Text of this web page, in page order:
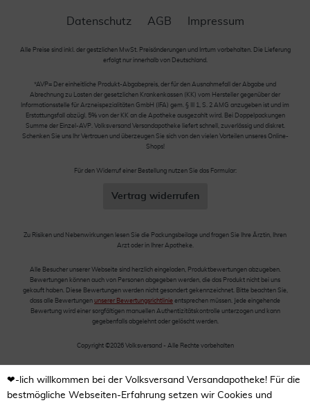
Datenschutz AGB Impressum
Alle Preise sind inkl. der gestzlichen MwSt. Preisänderungen und Irrtum vorbehalten. Die Lieferung
erfolgt nur innerhalb von Deutschland.
*AVP= Der einheitliche Produkt-Abgabepreis, der für den Ausnahmefall der Abgabe und
Abrechnung zu Lasten der gesetzlichen Krankenkassen (KK) vom Hersteller gegenüber der
Informationsstelle für Arzneispezialitäten GmbH (IFA) gem. § III 1, S. 2 AMG anzugeben ist und im
Erstattungsfall abzügl. 5% von der KK an die Apotheke ausgezahlt wird. Bei Doppelpackungen
Summe der Einzel-AVP. Volksversand Versandapotheke liefert schnell, zuverlässig und diskret.
Schenken Sie uns Ihr Vertrauen und überzeugen Sie sich von den vielen Vorteilen unseres Online-
Shops!
Für den Widerruf einer Bestellung nutzen Sie das Formular:
Vertrag widerrufen
Zu Risiken und Nebenwirkungen lesen Sie die Packungsbeilage und fragen Sie Ihre Ärztin, Ihren
Arzt oder in Ihrer Apotheke.
Alle Besucher unserer Webseite sind herzlich eingeladen, Produktbewertungen abzugeben.
Bewertungen können auch von Personen abgegeben werden, die das Produkt nicht bei uns
gekauft haben. Diese Bewertungen werden nicht gesondert gekennzeichnet. Bitte beachten Sie,
dass alle Bewertungen unserer Bewertungsrichtlinie entsprechen müssen. Jede eingehende
Bewertung wird einer sorgfältigen manuellen Authentizitätskontrolle unterzogen und kann
gegebenfalls abgelehnt oder gelöscht werden.
Copyright ©2026 Volksversand - Alle Rechte vorbehalten
❤-lich willkommen bei der Volksversand Versandapotheke! Für die
bestmögliche Webseiten-Erfahrung setzen wir Cookies und